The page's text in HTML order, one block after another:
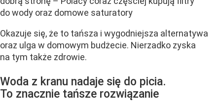
do wody oraz domowe saturatory
Okazuje się, że to tańsza i wygodniejsza alternatywa
oraz ulga w domowym budżecie. Nierzadko zyska
na tym także zdrowie.
Woda z kranu nadaje się do picia.
To znacznie tańsze rozwiązanie